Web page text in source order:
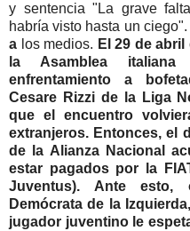
y sentencia "La grave
habría visto hasta un ciego".
a los medios. El 29 de
la Asamblea
enfrentamiento a
Cesare Rizzide la Liga
que el encuentro
extranjeros. Entonces, el
de la Alianza Nacional
estar pagados por la
Juventus). Ante esto,
Demócrata de la Izquierda,
jugador juventinole